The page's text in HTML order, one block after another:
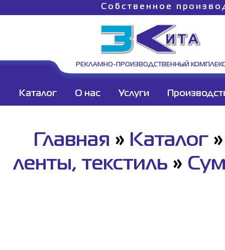
Собственное
РЕКЛАМНО-ПРОИЗВОДСТВЕННЫЙ
Каталог О нас Услуги
Главная » Каталог
ленты, текстиль »